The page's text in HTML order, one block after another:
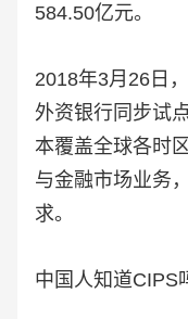
584.50亿元。
2018年3月26日
外资银行同步试
本覆盖全球各时
与金融市场业务
求。
中国人知道CIPS